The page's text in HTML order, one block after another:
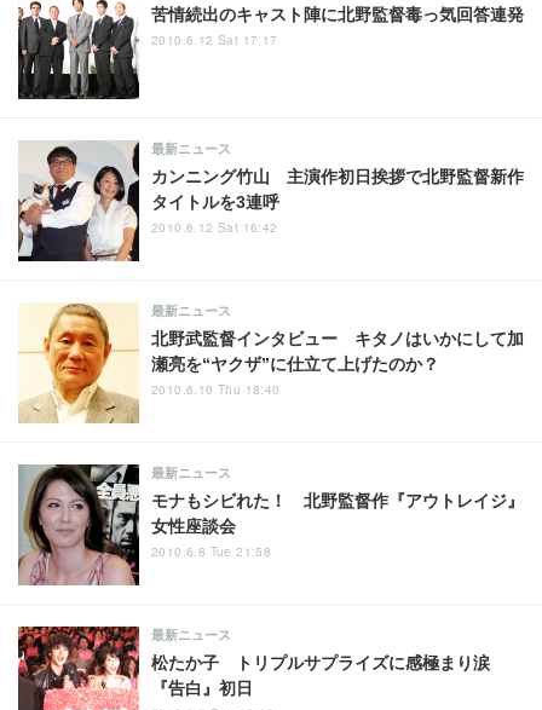
苦情続出のキャスト陣に北野監督毒っ気回答連発
2010.6.12 Sat 17:17
カンニング竹山 主演作初日挨拶で北野監督新作
タイトルを3連呼
最新ニュース
2010.6.12 Sat 16:42
北野武監督インタビュー キタノはいかにして加
瀬亮を“ヤクザ”に仕立て上げたのか？
最新ニュース
2010.6.10 Thu 18:40
モナもシビれた！ 北野監督作『アウトレイジ』
女性座談会
最新ニュース
2010.6.8 Tue 21:58
松たか子 トリプルサプライズに感極まり涙
『告白』初日
最新ニュース